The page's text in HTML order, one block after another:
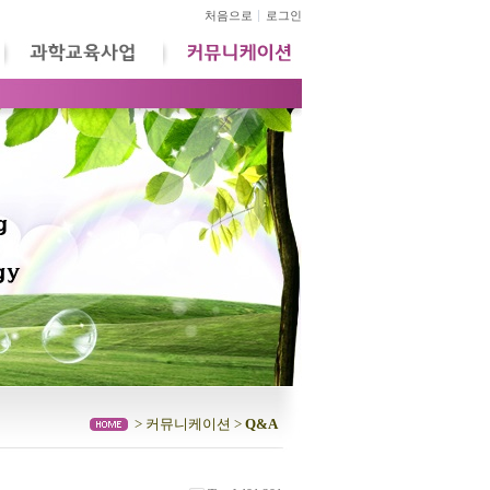
처음으로 로그인
> 커뮤니케이션 > Q&A